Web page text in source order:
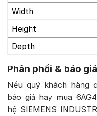
Width
Height
Depth
Phân phối & báo
Nếu quý khách hàng
báo giá hay mua
hệ SIEMENS